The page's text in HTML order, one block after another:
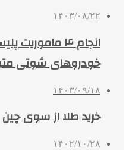
۱۴۰۳/۰۸/۲۲
انجام ۴
خودروهای شوتی
۱۴۰۳/۰۹/۱۸
خرید طلا از سوی چین
۱۴۰۲/۱۰/۲۸